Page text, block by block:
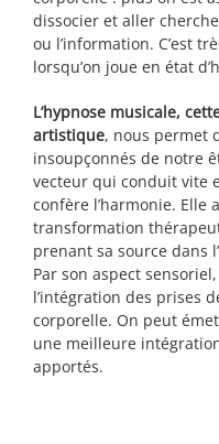
dissocier et aller
ou l’information. C’est
lorsqu’on joue en état
L’hypnose musicale,
artistique, nous permet
insoupçonnés de notre
vecteur qui conduit vite
confère l’harmonie.
transformation
prenant sa source dans
Par son aspect
l’intégration des prises
corporelle. On peut
une meilleure
apportés.